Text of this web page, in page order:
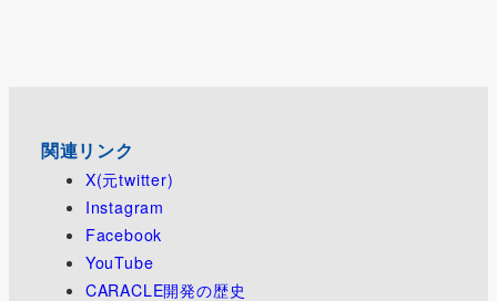
関連リンク
X(元twitter)
Instagram
Facebook
YouTube
CARACLE開発の歴史